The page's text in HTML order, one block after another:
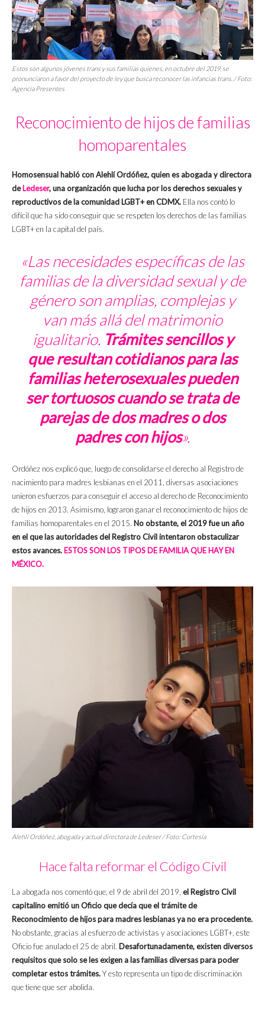
Estos son algunos jóvenes trans y sus familias quienes, en octubre del 2019, se
pronunciaron a favor del proyecto de ley que busca reconocer las infancias trans. / Foto:
Agencia Presentes
Reconocimiento de hijos de familias
homoparentales
Homosensual habló con Alehlí Ordóñez, quien es abogada y directora
deLedeser, una organización que lucha por los derechos sexuales y
reproductivos de la comunidad LGBT+ en CDMX. Ella nos contó lo
difícil que ha sido conseguir que se respeten los derechos de las familias
LGBT+ en la capital del país.
«Las necesidades específicas de las
familias de la diversidad sexual y de
género son amplias, complejas y
van más allá del matrimonio
igualitario. Trámites sencillos y
que resultan cotidianos para las
familias heterosexuales pueden
ser tortuosos cuando se trata de
parejas de dos madres o dos
padres con hijos».
Ordóñez nos explicó que, luego de consolidarse el derecho al Registro de
nacimiento para madres lesbianas en el 2011, diversas asociaciones
unieron esfuerzos para conseguir el acceso al derecho de Reconocimiento
de hijos en 2013. Asimismo, lograron ganar el reconocimiento de hijos de
familias homoparentales en el 2015. No obstante, el 2019 fue un año
en el que las autoridades del Registro Civil intentaron obstaculizar
estos avances. ESTOS SON LOS TIPOS DE FAMILIA QUE HAY EN
MÉXICO.
Alehlí Ordóñez, abogada y actual directora de Ledeser / Foto: Cortesía
Hace falta reformar el Código Civil
La abogada nos comentó que, el 9 de abril del 2019, el Registro Civil
capitalino emitió un Oficio que decía que el trámite de
Reconocimiento de hijos para madres lesbianas ya no era procedente.
No obstante, gracias al esfuerzo de activistas y asociaciones LGBT+, este
Oficio fue anulado el 25 de abril. Desafortunadamente, existen diversos
requisitos que solo se les exigen a las familias diversas para poder
completar estos trámites.Y esto representa un tipo de discriminación
que tiene que ser abolida.